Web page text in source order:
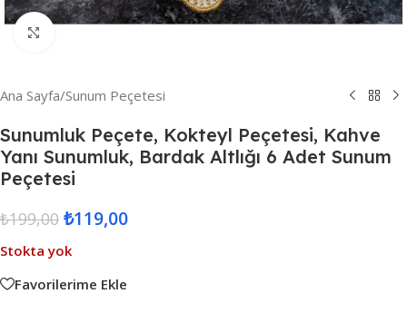
Ana Sayfa/Sunum Peçetesi
Sunumluk Peçete, Kokteyl Peçetesi, Kahve
Yanı Sunumluk, Bardak Altlığı 6 Adet Sunum
Peçetesi
₺199,00 ₺119,00
Stokta yok
Favorilerime Ekle